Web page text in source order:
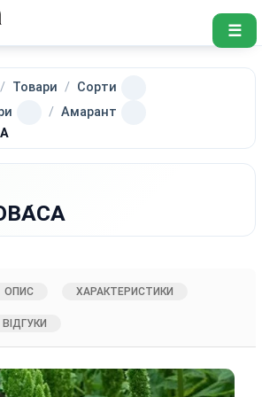
☰
Товари
Сорти
Амарант
ОПИС ХАРАКТЕРИСТИКИ
ВІДГУКИ